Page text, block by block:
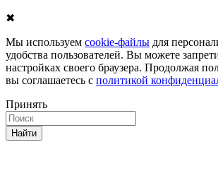
✖
Мы используем cookie-файлы для
удобства пользователей. Вы можете
настройках своего браузера. Продолжая
вы соглашаетесь с политикой
Принять
Найти